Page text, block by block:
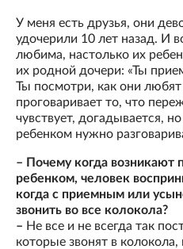
У меня есть друзья, они
удочерили 10 лет назад. И
любима, настолько их
их родной дочери: «Ты
Ты посмотри, как они
проговаривает то, что
чувствует, догадывается,
ребенком нужно
– Почему когда возникают
ребенком, человек
когда с приемным или
звонить во все колокола?
– Не все и не всегда так
которые звонят в